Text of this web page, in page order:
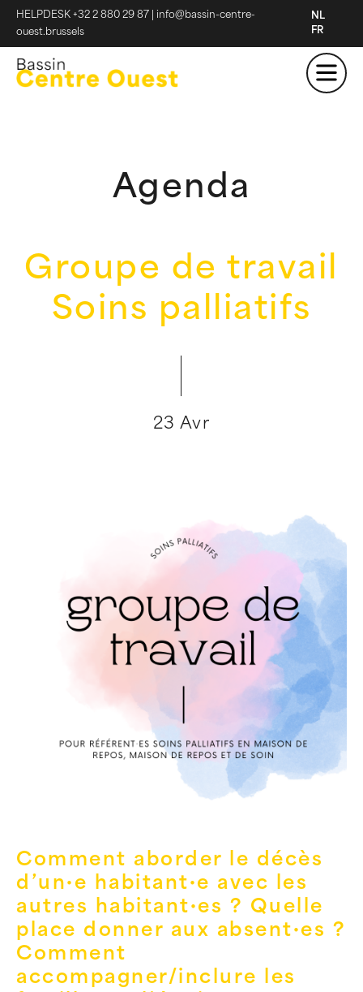
HELPDESK +32 2 880 29 87
info@bassin-centre-
ouest.brussels
NL
FR
Agenda
Groupe de travail
Soins palliatifs
23 Avr
Comment aborder le décès
d’un·e habitant·e avec les
autres habitant·es ? Quelle
place donner aux absent·es ?
Comment
accompagner/inclure les